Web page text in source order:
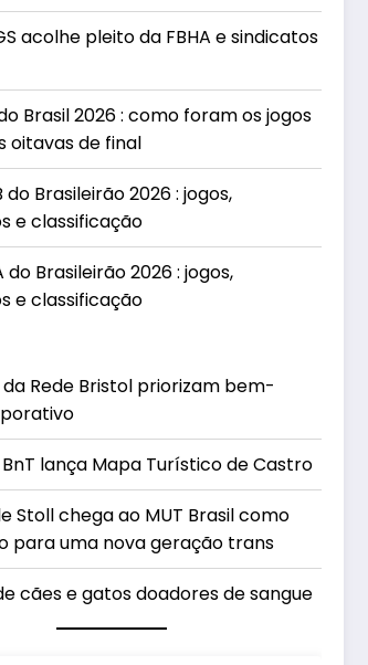
acolhe pleito da FBHA e sindicatos
Brasil 2026 : como foram os jogos
oitavas de final
do Brasileirão 2026 : jogos,
e classificação
do Brasileirão 2026 : jogos,
e classificação
da Rede Bristol priorizam bem-
lança Mapa Turístico de Castro
Stoll chega ao MUT Brasil como
para uma nova geração trans
cães e gatos doadores de sangue